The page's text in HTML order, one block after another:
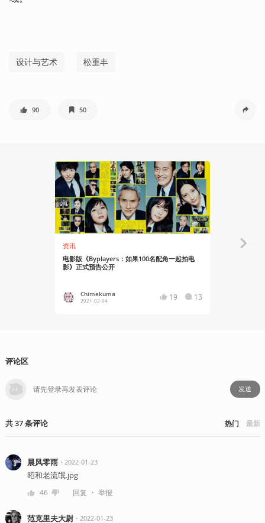
设计与艺术 松重丰
90 50
资讯
电影版《Byplayers：如果100名配角一起拍电
影》正式预告公开
Chimekuma
2021-02-04 19 13
评论区
发送
共37条评论 热门 最新
晨风零雨・ 2022-01-23
昭和老流氓.jpg
46 回复 ・ 举报
范克里夫大尉・ 2022-01-23